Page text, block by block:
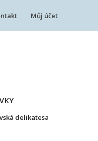
Můj účet
delikatesa